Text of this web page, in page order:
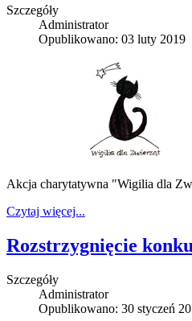
Szczegóły
Administrator
Opublikowano: 03 luty 2019
Akcja charytatywna "Wigilia dla
Czytaj więcej...
Rozstrzygnięcie
Szczegóły
Administrator
Opublikowano: 30 styczeń